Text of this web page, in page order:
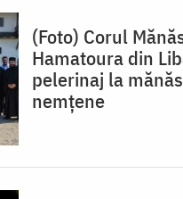
(Foto) Corul
Hamatoura din
pelerinaj la
nemţene